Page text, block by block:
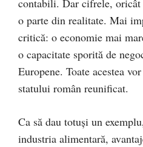
o parte din realitate. Mai
critică: o economie mai
o capacitate sporită de
Europene. Toate acestea
statului român reunificat.
Ca să dau totuși un
industria alimentară,